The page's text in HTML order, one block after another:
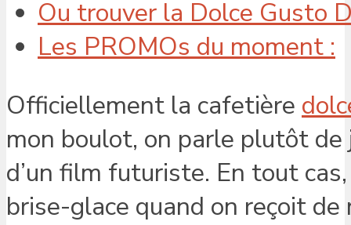
Ou trouver la Dolce Gusto
Les PROMOs du moment :
Officiellement la cafetière
mon boulot, on parle plutôt de
d’un film futuriste. En tout
brise-glace quand on reçoit de